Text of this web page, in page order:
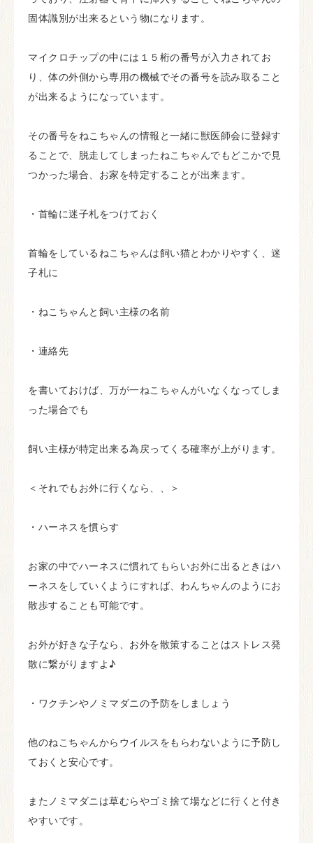
固体識別が出来るという物になります。
マイクロチップの中には１５桁の番号が入力されてお
り、体の外側から専用の機械でその番号を読み取ること
が出来るようになっています。
その番号をねこちゃんの情報と一緒に獣医師会に登録す
ることで、脱走してしまったねこちゃんでもどこかで見
つかった場合、お家を特定することが出来ます。
・首輪に迷子札をつけておく
首輪をしているねこちゃんは飼い猫とわかりやすく、迷
子札に
・ねこちゃんと飼い主様の名前
・連絡先
を書いておけば、万が一ねこちゃんがいなくなってしま
った場合でも
飼い主様が特定出来る為戻ってくる確率が上がります。
＜それでもお外に行くなら、、＞
・ハーネスを慣らす
お家の中でハーネスに慣れてもらいお外に出るときはハ
ーネスをしていくようにすれば、わんちゃんのようにお
散歩することも可能です。
お外が好きな子なら、お外を散策することはストレス発
散に繋がりますよ♪
・ワクチンやノミマダニの予防をしましょう
他のねこちゃんからウイルスをもらわないように予防し
ておくと安心です。
またノミマダニは草むらやゴミ捨て場などに行くと付き
やすいです。